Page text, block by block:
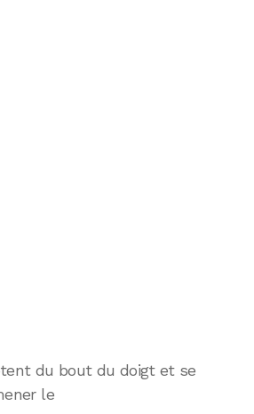
du bout du doigt et se
le